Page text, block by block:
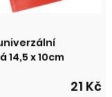
14,5 x 10cm
21 Kč